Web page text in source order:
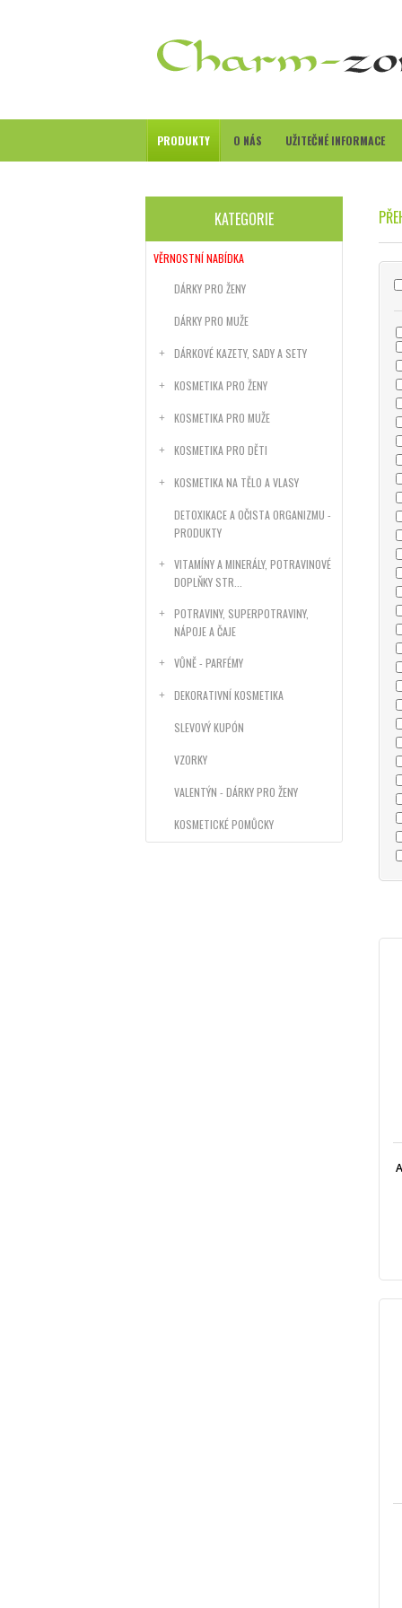
PRODUKTY O NÁS UŽITEČNÉ INFORMACE
KATEGORIE
VĚRNOSTNÍ NABÍDKA
DÁRKY PRO ŽENY
DÁRKY PRO MUŽE
DÁRKOVÉ KAZETY, SADY A SETY
KOSMETIKA PRO ŽENY
KOSMETIKA PRO MUŽE
KOSMETIKA PRO DĚTI
KOSMETIKA NA TĚLO A VLASY
DETOXIKACE A OČISTA ORGANIZMU -
PRODUKTY
VITAMÍNY A MINERÁLY, POTRAVINOVÉ
DOPLŇKY STR...
POTRAVINY, SUPERPOTRAVINY,
NÁPOJE A ČAJE
VŮNĚ - PARFÉMY
DEKORATIVNÍ KOSMETIKA
SLEVOVÝ KUPÓN
VZORKY
VALENTÝN - DÁRKY PRO ŽENY
KOSMETICKÉ POMŮCKY